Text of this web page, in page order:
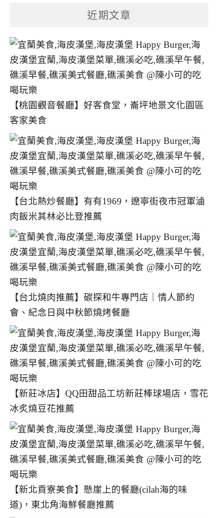
近期文章
【桃園觀音餐廳】好客食堂，崙坪地景文化園區
客家美食
【台北熱炒餐廳】有有1969，遼寧街夜市冠軍滷
肉飯米其林必比登推薦
【台北燒肉推薦】碳探和牛專門店｜情人節約
會、紀念日與中秋節燒烤餐廳
【新莊冰店】QQ田甜品工坊新莊棒球場店，雪花
冰炙燒豆花推薦
【新北貢寮美食】懸崖上的餐廳(cilah海的味
道)，東北角海鮮餐廳推薦